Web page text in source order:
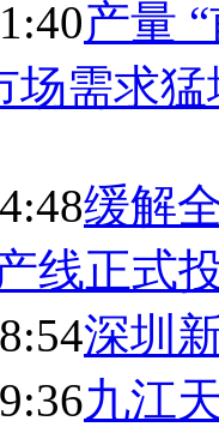
产量
场需求猛
缓解
线正式
深圳
九江